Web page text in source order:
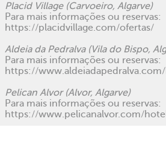
Placid Village(Carvoeiro, Algarve)
Para mais informações ou reservas:
https://placidvillage.com/ofertas/
Aldeia da Pedralva(Vila do Bispo,
Para mais informações ou reservas:
https://
Pelican Alvor(Alvor, Algarve)
Para mais informações ou reservas:
https://www.pelicanalvor.com/